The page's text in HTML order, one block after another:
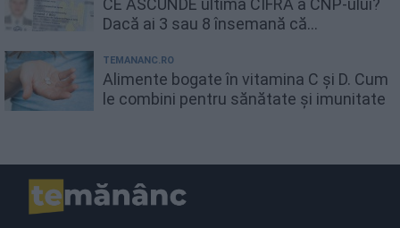
CE ASCUNDE ultima CIFRA a CNP-ului?
Dacă ai 3 sau 8 însemană că...
TEMANANC.RO
Alimente bogate în vitamina C și D. Cum
le combini pentru sănătate și imunitate